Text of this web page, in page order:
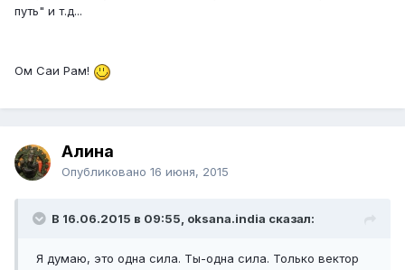
путь" и т.д...
Ом Саи Рам!
Алина
Опубликовано 16 июня, 2015
В 16.06.2015 в 09:55, oksana.india сказал:
Я думаю, это одна сила. Ты-одна сила. Только вектор